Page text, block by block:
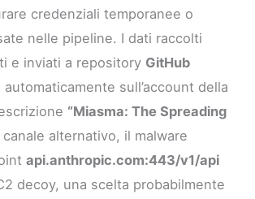
credenziali temporanee o
nelle pipeline. I dati raccolti
e inviati a repository GitHub
sull’account della
“Miasma: The Spreading
canale alternativo, il malware
api.anthropic.com:443/v1/api
decoy, una scelta probabilmente